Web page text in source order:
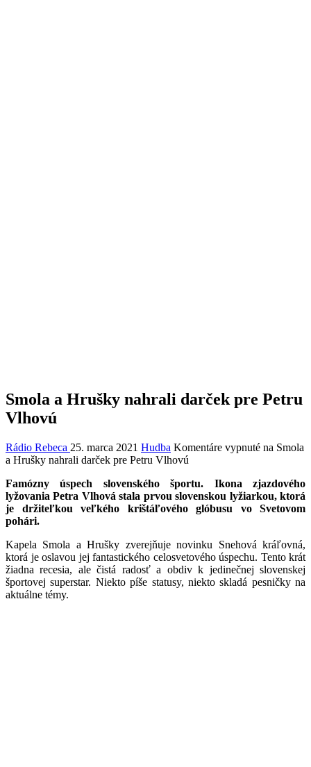
Smola a Hrušky nahrali darček pre Petru
Vlhovú
Rádio Rebeca 25. marca 2021 Hudba Komentáre vypnuté na Smola
a Hrušky nahrali darček pre Petru Vlhovú
Famózny úspech slovenského športu. Ikona zjazdového
lyžovania Petra Vlhová stala prvou slovenskou lyžiarkou, ktorá
je držiteľkou veľkého krištáľového glóbusu vo Svetovom
pohári.
Kapela Smola a Hrušky zverejňuje novinku Snehová kráľovná,
ktorá je oslavou jej fantastického celosvetového úspechu. Tento krát
žiadna recesia, ale čistá radosť a obdiv k jedinečnej slovenskej
športovej superstar. Niekto píše statusy, niekto skladá pesničky na
aktuálne témy.